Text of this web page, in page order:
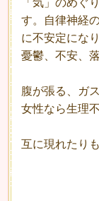
「気」のめぐ
す。自律神経
に不安定にな
憂鬱、不安、
他に
腹が張る、ガ
女性なら生
下
互に現